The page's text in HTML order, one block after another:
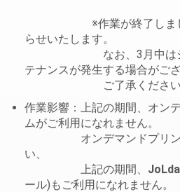
※作業が終了しました
らせいたします。
なお、3月中はシス
テナンスが発生する場合がご
ご了承ください
作業影響：上記の期間、オン
ムがご利用になれません。
オンデマンドプリント
い、
上記の期間、
ール)もご利用になれません。